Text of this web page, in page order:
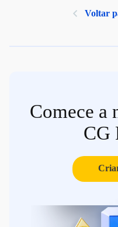
Voltar
Comece a
CG